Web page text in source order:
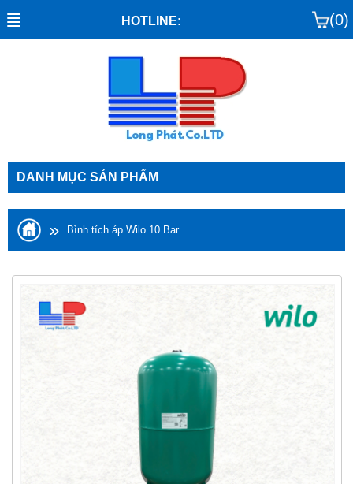
HOTLINE: (0)
DANH MỤC SẢN PHẨM
» Bình tích áp Wilo 10 Bar